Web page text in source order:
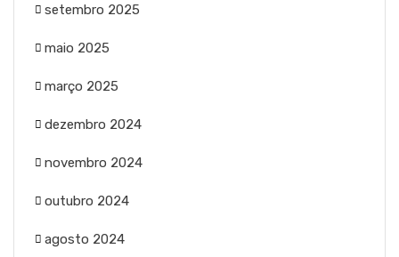
setembro 2025
maio 2025
março 2025
dezembro 2024
novembro 2024
outubro 2024
agosto 2024